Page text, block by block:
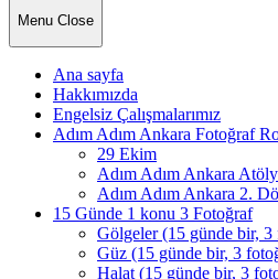
Menu Close
Ana sayfa
Hakkımızda
Engelsiz Çalışmalarımız
Adım Adım Ankara Fotoğraf
29 Ekim
Adım Adım Ankara
Adım Adım Ankara 2.
15 Günde 1 konu 3 Fotoğraf
Gölgeler (15 günde bir, 3
Güz (15 günde bir, 3
Halat (15 günde bir, 3